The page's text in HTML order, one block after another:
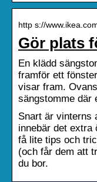
http s://
Gör plats
En klädd
framför ett
visar fram.
sängstomme där
Snart är vinterns
innebär det extra
få lite tips och
(och får dem att
du bor.